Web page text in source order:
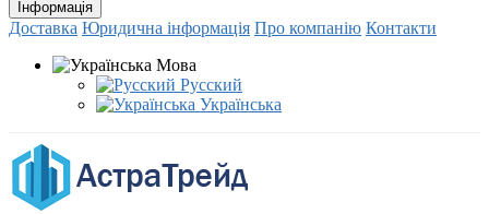
Інформація
Доставка Юридична інформація Про компанію Контакти
Мова
Русский
Українська